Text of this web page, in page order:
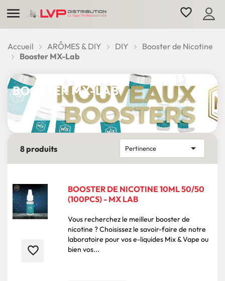
 favorite_border
Accueil ARÔMES & DIY DIY
Booster de Nicotine
Booster MX-Lab
BOOSTER MX-LAB
8 produits Pertinence 
favorite_border
BOOSTER DE NICOTINE 10ML 50/50
(100PCS) - MX LAB
Vous recherchez le meilleur booster de
nicotine ? Choisissez le savoir-faire de notre
laboratoire pour vos e-liquides Mix & Vape ou
bien vos...